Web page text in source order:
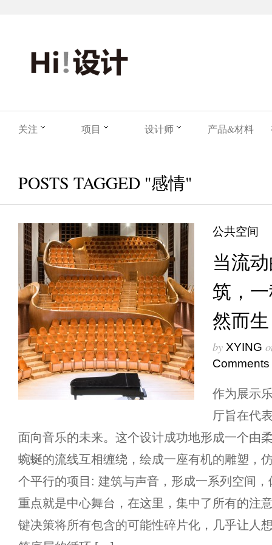
关注 项目 设计师 产品&材料
POSTS TAGGED "感情"
公共空间
当流
筑，
然而生
by XYING
Comments
作为展示
厅旨在代
面向音乐的未来。这个设计成功地形成一个由
蜿蜒的流线互相缠绕，绘成一座有机的雕塑，
个平行的项目: 建筑与声音，形成一系列空间
重点就是中心舞台，在这里，集中了所有的注
键决策将所有包含的可能性碎片化，几乎让人